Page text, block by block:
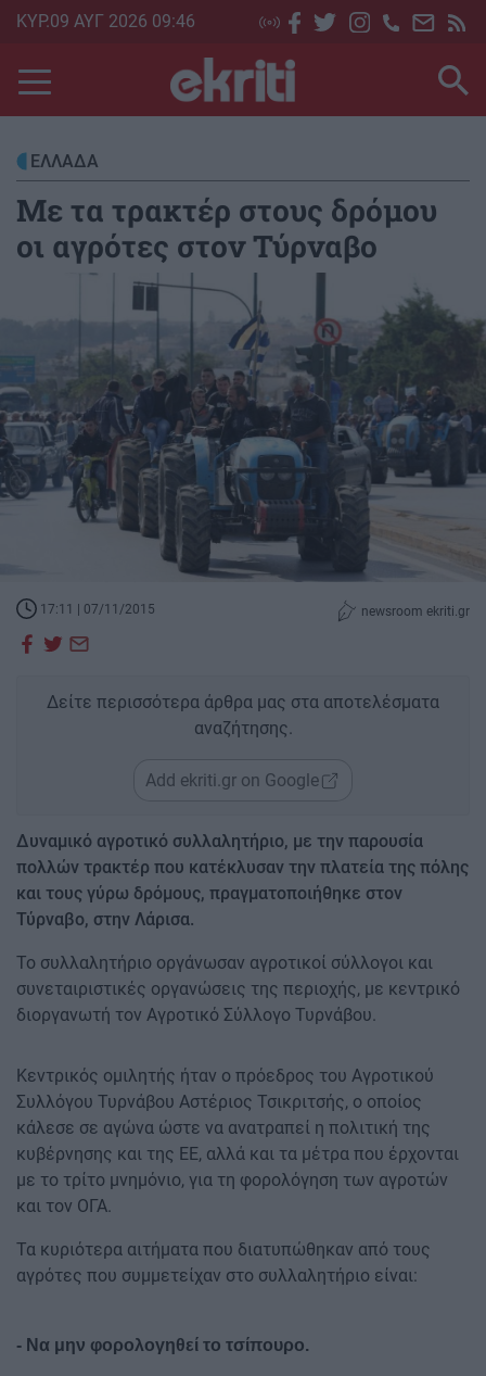
Skip
main
content
ΚΥΡ.09 ΑΥΓ 2026 09:46
ΕΛΛΑΔΑ
Με τα τρακτέρ στους δρόμου
οι αγρότες στον Τύρναβο
17:11 | 07/11/2015 newsroom ekriti.gr
Δείτε περισσότερα άρθρα μας στα αποτελέσματα
αναζήτησης.
Add ekriti.gr on Google
Δυναμικό αγροτικό συλλαλητήριο, με την παρουσία
πολλών τρακτέρ που κατέκλυσαν την πλατεία της πόλης
και τους γύρω δρόμους, πραγματοποιήθηκε στον
Τύρναβο, στην Λάρισα.
Το συλλαλητήριο οργάνωσαν αγροτικοί σύλλογοι και
συνεταιριστικές οργανώσεις της περιοχής, με κεντρικό
διοργανωτή τον Αγροτικό Σύλλογο Τυρνάβου.
Κεντρικός ομιλητής ήταν ο πρόεδρος του Αγροτικού
Συλλόγου Τυρνάβου Αστέριος Τσικριτσής, ο οποίος
κάλεσε σε αγώνα ώστε να ανατραπεί η πολιτική της
κυβέρνησης και της ΕΕ, αλλά και τα μέτρα που έρχονται
με το τρίτο μνημόνιο, για τη φορολόγηση των αγροτών
και τον ΟΓΑ.
Τα κυριότερα αιτήματα που διατυπώθηκαν από τους
αγρότες που συμμετείχαν στο συλλαλητήριο είναι:
- Να μην φορολογηθεί το τσίπουρο.